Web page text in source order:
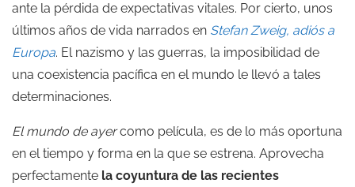
ante la pérdida de expectativas vitales. Por cierto, unos
últimos años de vida narrados en Stefan Zweig, adiós a
Europa. El nazismo y las guerras, la imposibilidad de
una coexistencia pacífica en el mundo le llevó a tales
determinaciones.
El mundo de ayercomo película, es de lo más oportuna
en el tiempo y forma en la que se estrena. Aprovecha
perfectamente la coyuntura de las recientes